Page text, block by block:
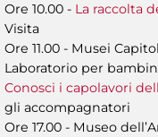
Ore 10.00 - La raccolta
Visita
Ore 11.00 - Musei
Laboratorio per
Conosci i capolavori
gli accompagnatori
Ore 17.00 - Museo